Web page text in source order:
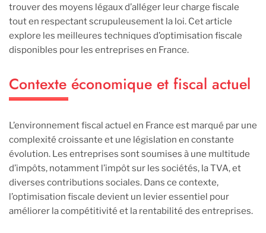
trouver des moyens légaux d’alléger leur charge fiscale
tout en respectant scrupuleusement la loi. Cet article
explore les meilleures techniques d’optimisation fiscale
disponibles pour les entreprises en France.
Contexte économique et fiscal actuel
L’environnement fiscal actuel en France est marqué par une
complexité croissante et une législation en constante
évolution. Les entreprises sont soumises à une multitude
d’impôts, notamment l’impôt sur les sociétés, la TVA, et
diverses contributions sociales. Dans ce contexte,
l’optimisation fiscale devient un levier essentiel pour
améliorer la compétitivité et la rentabilité des entreprises.